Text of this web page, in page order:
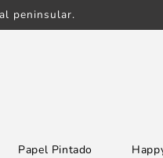
peninsular.
Papel Pintado